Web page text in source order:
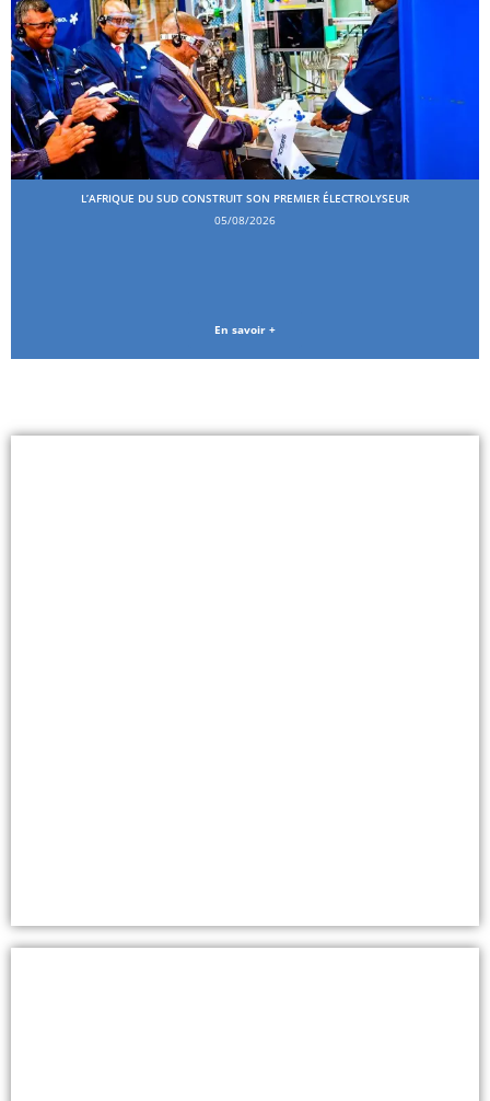
L’AFRIQUE DU SUD CONSTRUIT SON PREMIER ÉLECTROLYSEUR
05/08/2026
En savoir +